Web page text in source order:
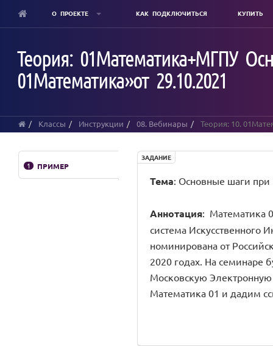
content
О ПРОЕКТЕ КАК ПОДКЛЮЧИТЬСЯ КУПИТЬ
Теория: 01Математика+МГПУ
01Математика»от 29.10.2021
Классы Инструкции 08. Вебинары Теория: 10.
1 ПРИМЕР
ЗАДАНИЕ
Тема: Основные шаги при
Аннотация: Математика
система Искусственного
номинирована от
2020 годах. На семинаре
Московскую
Математика 01 и дадим